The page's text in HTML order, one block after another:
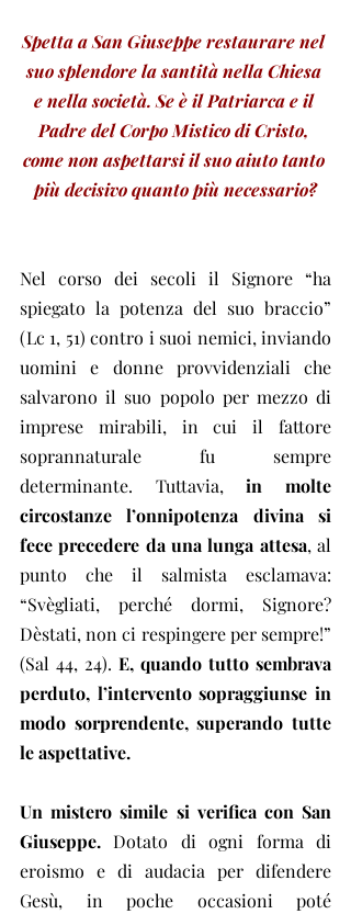
Spetta a San Giuseppe restaurare nel
suo splendore la santità nella Chiesa
e nella società. Se è il Patriarca e il
Padre del Corpo Mistico di Cristo,
come non aspettarsi il suo aiuto tanto
più decisivo quanto più necessario?
Nel corso dei secoli il Signore “ha
spiegato la potenza del suo braccio”
(Lc 1, 51) contro i suoi nemici, inviando
uomini e donne provvidenziali che
salvarono il suo popolo per mezzo di
imprese mirabili, in cui il fattore
soprannaturale fu sempre
determinante. Tuttavia, in molte
circostanze l’onnipotenza divina si
fece precedere da una lunga attesa, al
punto che il salmista esclamava:
“Svègliati, perché dormi, Signore?
Dèstati, non ci respingere per sempre!”
(Sal 44, 24). E, quando tutto sembrava
perduto, l’intervento sopraggiunse in
modo sorprendente, superando tutte
le aspettative.
Un mistero simile si verifica con San
Giuseppe. Dotato di ogni forma di
eroismo e di audacia per difendere
Gesù, in poche occasioni poté